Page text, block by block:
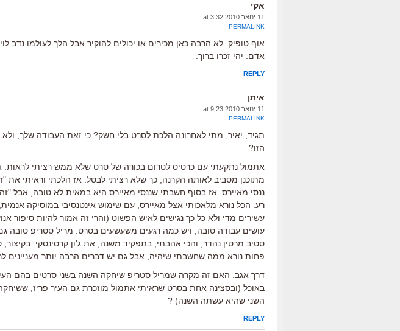
אקי
11 ינואר 2010 at 3:32
PERMALINK
אוף טופיק. לא הרבה כאן מכירים או יכולים להוקיר אבל הלך לעולמו נדב
אדם. יהי זכרו ברוך.
REPLY
איתן
11 ינואר 2010 at 9:23
PERMALINK
תגיד, יאיר, מתי לאחרונה הלכת לסרט בלי חשק? כי זאת העבודה שלך,
הזו?
אתמול נתקעתי עם כרטיס לטרום בכורה של סרט שלא ממש רציתי לראות.
מתוכנן מסביב לאותה הקרנה, כך שלא רציתי לבטל. אז הלכתי וראיתי
ננסי מאיירס. אז בסוף חשבתי שננסי מאיירס היא במאית לא טובה, אבל
רע. הכל נורא מלאכותי אצל מאיירס, עם שימוש אינטנסיבי במוסיקה
עשירים מדי ולא כל כך נגישים לאיש הפשוט (והרי זה אמור להיות סיפור
עושים עבודה טובה, ויש כמה רגעים משעשעים בסרט. מריל סטריפ טובה גם
סטיב מרטין נהדר, והכי אהבתי, בתפקיד משנה, את ג'ון קרסינסקי. בקיצור,
פחות נורא ממה שחשבתי שיהיה, אבל גם יש דברים הרבה יותר מעניינים
דרך אגב: האם זה מקרה שמריל סטריפ שיחקה השנה בשני סרטים בהם
באוכל (ובסצינה אחת בסרט שראיתי אתמול מוזכרת גם העיר פריז,
השני שהיא עשתה השנה) ?
REPLY